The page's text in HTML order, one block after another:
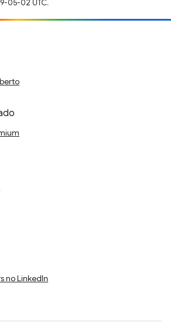
05-02 UTC.
no LinkedIn